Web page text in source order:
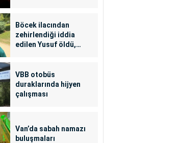
Böcek ilacından
zehirlendiği iddia
edilen Yusuf öldü,
VBB otobüs
duraklarında hijyen
çalışması
Van’da sabah namazı
buluşmaları